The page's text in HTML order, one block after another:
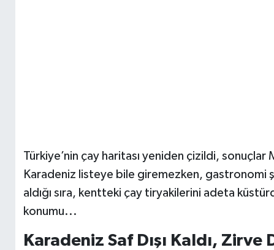
Türkiye’nin çay haritası yeniden çizildi, sonuçlar
Karadeniz listeye bile giremezken, gastronomi
aldığı sıra, kentteki çay tiryakilerini adeta
konumu...
Karadeniz Saf Dışı Kaldı, Zirve